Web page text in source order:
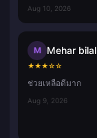
Aug 10, 2026
M Mehar bilal
★★★☆☆
ช่วยเหลือดีมาก
Aug 9, 2026